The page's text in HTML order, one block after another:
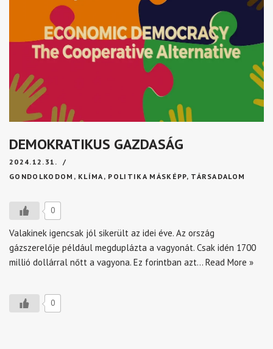
DEMOKRATIKUS GAZDASÁG
2024.12.31.
GONDOLKODOM , KLÍMA , POLITIKA MÁSKÉPP, TÁRSADALOM
0
Valakinek igencsak jól sikerült az idei éve. Az ország
gázszerelője például megduplázta a vagyonát. Csak idén 1700
millió dollárral nőtt a vagyona. Ez forintban azt… Read More »
0